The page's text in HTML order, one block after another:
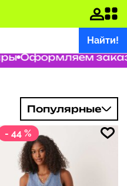
Найти!
Оформляем заказ за
Популярные
- 44 %